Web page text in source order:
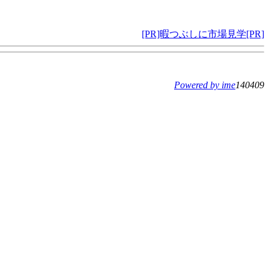
[PR]暇つぶしに市場見学[PR]
Powered by ime140409